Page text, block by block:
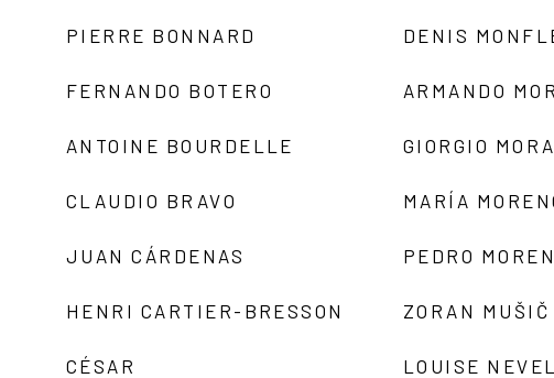
PIERRE BONNARD
FERNANDO BOTERO
ANTOINE BOURDELLE
CLAUDIO BRAVO
JUAN CÁRDENAS
HENRI CARTIER-BRESSON
CÉSAR
DENIS
ARMANDO
GIORGIO
MARÍA
PEDRO
ZORAN MUŠIČ
LOUISE